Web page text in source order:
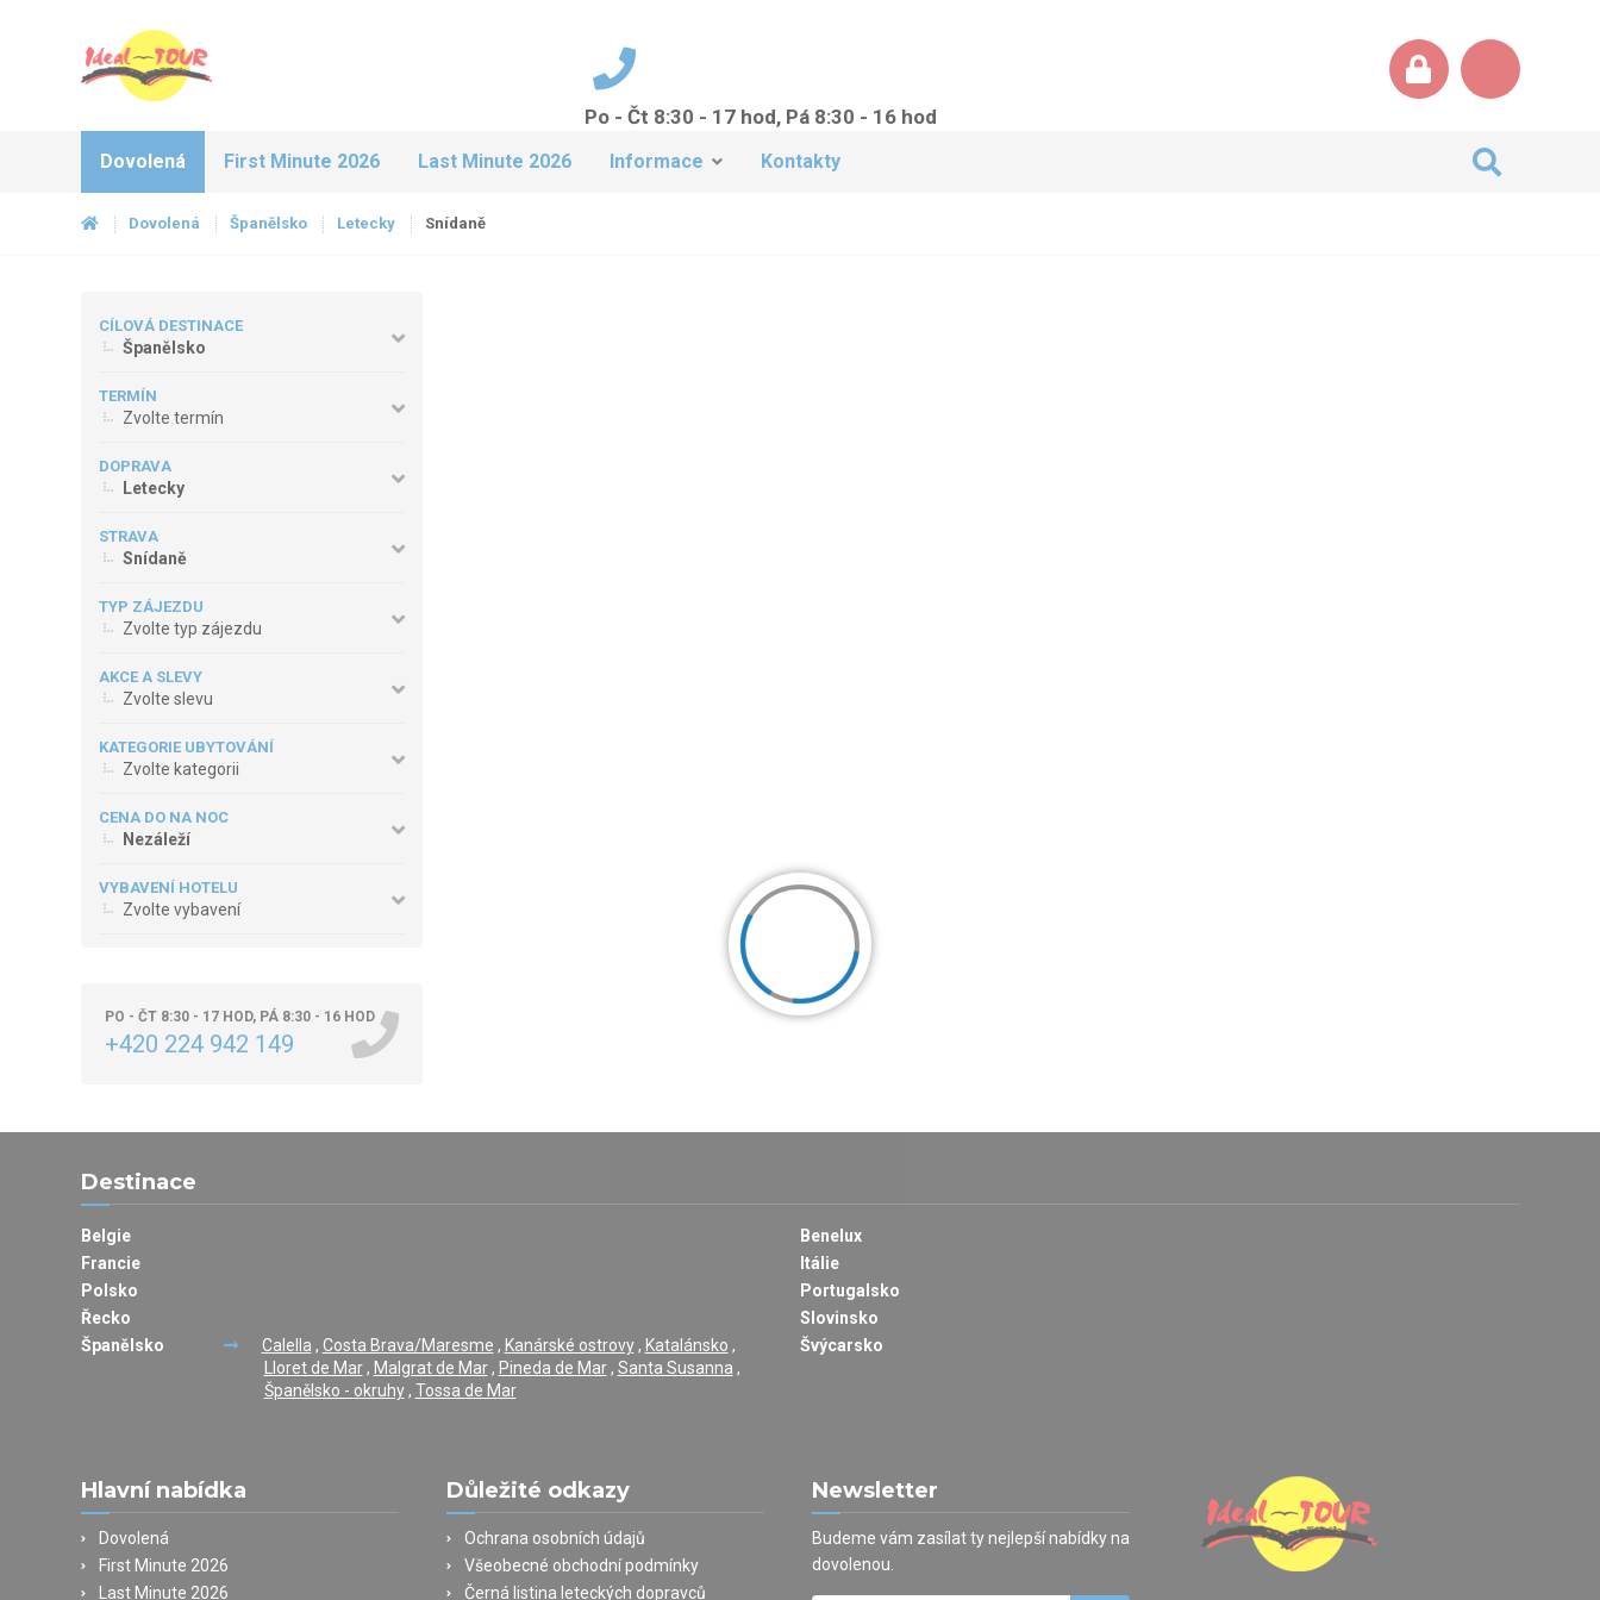
Po - Čt 8:30 - 17 hod, Pá 8:30 - 16 hod
Dovolená First Minute 2026 Last Minute 2026 Informace Kontakty
Dovolená Španělsko Letecky Snídaně
CÍLOVÁ DESTINACE
Španělsko
TERMÍN
Zvolte termín
DOPRAVA
Letecky
STRAVA
Snídaně
TYP ZÁJEZDU
Zvolte typ zájezdu
AKCE A SLEVY
Zvolte slevu
KATEGORIE UBYTOVÁNÍ
Zvolte kategorii
CENA DO NA NOC
Nezáleží
VYBAVENÍ HOTELU
Zvolte vybavení
PO - ČT 8:30 - 17 HOD, PÁ 8:30 - 16 HOD
+420 224 942 149
Destinace
Belgie
Benelux
Francie
Itálie
Polsko
Portugalsko
Řecko
Slovinsko
Španělsko
Calella , Costa Brava/Maresme , Kanárské ostrovy, Katalánsko ,
Lloret de Mar, Malgrat de Mar, Pineda de Mar, Santa Susanna ,
Španělsko - okruhy, Tossa de Mar
Švýcarsko
Hlavní nabídka
Dovolená
First Minute 2026
Last Minute 2026
Důležité odkazy
Ochrana osobních údajů
Všeobecné obchodní podmínky
Černá listina leteckých dopravců
Newsletter
Budeme vám zasílat ty nejlepší nabídky na
dovolenou.